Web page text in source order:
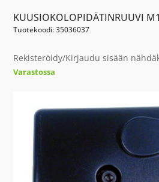
KUUSIOKOLOPIDÄTINRUUVI
Tuotekoodi: 35036037
Rekisteröidy/Kirjaudu sisään
Varastossa